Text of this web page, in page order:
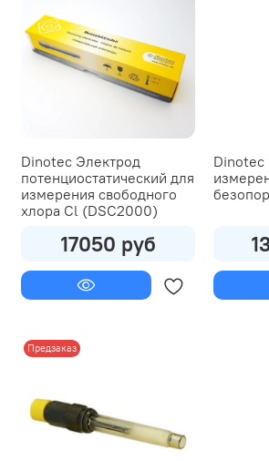
Dinotec Электрод
потенциостатический для
измерения свободного
хлора Cl (DSC2000)
17050 руб
Dinotec
Предзаказ